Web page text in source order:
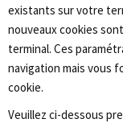
existants sur votre
nouveaux cookies
terminal. Ces
navigation mais vous
cookie.
Veuillez ci-dessous